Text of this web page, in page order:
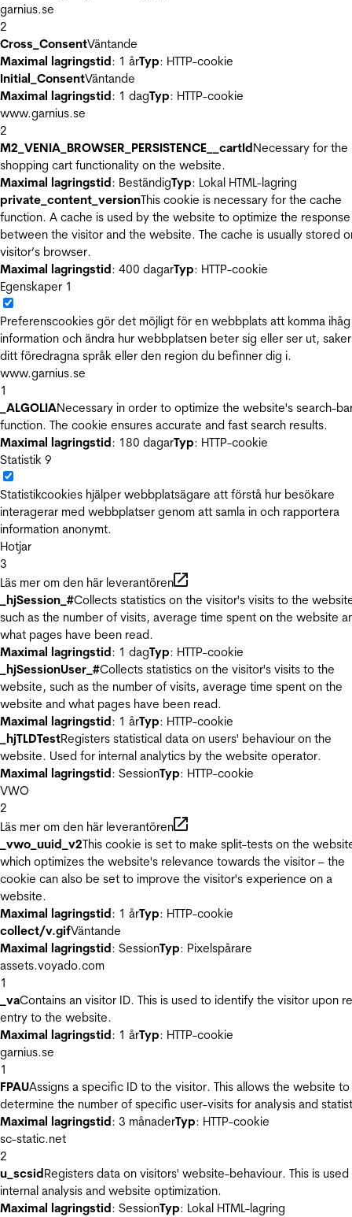
garnius.se
2
Cross_ConsentVäntande
Maximal lagringstid: 1 årTyp: HTTP-cookie
Initial_ConsentVäntande
Maximal lagringstid: 1 dagTyp: HTTP-cookie
www.garnius.se
2
M2_VENIA_BROWSER_PERSISTENCE__cartIdNecessary for the
shopping cart functionality on the website.
Maximal lagringstid: BeständigTyp: Lokal HTML-lagring
private_content_versionThis cookie is necessary for the cache
function. A cache is used by the website to optimize the
between the visitor and the website. The cache is usually stored
visitor’s browser.
Maximal lagringstid: 400 dagarTyp: HTTP-cookie
Egenskaper 1
Preferenscookies gör det möjligt för en webbplats att komma ihåg
information och ändra hur webbplatsen beter sig eller ser ut,
ditt föredragna språk eller den region du befinner dig i.
www.garnius.se
1
_ALGOLIANecessary in order to optimize the website's search-
function. The cookie ensures accurate and fast search results.
Maximal lagringstid: 180 dagarTyp: HTTP-cookie
Statistik 9
Statistikcookies hjälper webbplatsägare att förstå hur besökare
interagerar med webbplatser genom att samla in och rapportera
information anonymt.
Hotjar
3
Läs mer om den här leverantören
_hjSession_#Collects statistics on the visitor's visits to the
such as the number of visits, average time spent on the website
what pages have been read.
Maximal lagringstid: 1 dagTyp: HTTP-cookie
_hjSessionUser_#Collects statistics on the visitor's visits to the
website, such as the number of visits, average time spent on the
website and what pages have been read.
Maximal lagringstid: 1 årTyp: HTTP-cookie
_hjTLDTestRegisters statistical data on users' behaviour on the
website. Used for internal analytics by the website operator.
Maximal lagringstid: SessionTyp: HTTP-cookie
VWO
2
Läs mer om den här leverantören
_vwo_uuid_v2This cookie is set to make split-tests on the
which optimizes the website's relevance towards the visitor – the
cookie can also be set to improve the visitor's experience on a
website.
Maximal lagringstid: 1 årTyp: HTTP-cookie
collect/v.gifVäntande
Maximal lagringstid: SessionTyp: Pixelspårare
assets.voyado.com
1
_vaContains an visitor ID. This is used to identify the visitor upon
entry to the website.
Maximal lagringstid: 1 årTyp: HTTP-cookie
garnius.se
1
FPAUAssigns a specific ID to the visitor. This allows the website to
determine the number of specific user-visits for analysis and
Maximal lagringstid: 3 månaderTyp: HTTP-cookie
sc-static.net
2
u_scsidRegisters data on visitors' website-behaviour. This is
internal analysis and website optimization.
Maximal lagringstid: SessionTyp: Lokal HTML-lagring